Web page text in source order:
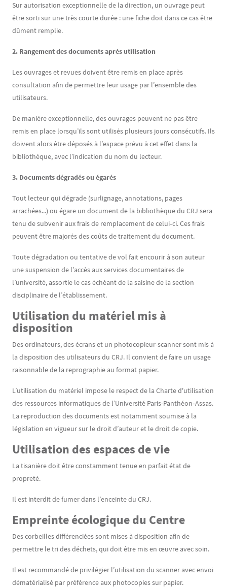
Sur autorisation exceptionnelle de la direction, un ouvrage peut
être sorti sur une très courte durée : une fiche doit dans ce cas être
dûment remplie.
2. Rangement des documents après utilisation
Les ouvrages et revues doivent être remis en place après
consultation afin de permettre leur usage par l’ensemble des
utilisateurs.
De manière exceptionnelle, des ouvrages peuvent ne pas être
remis en place lorsqu’ils sont utilisés plusieurs jours consécutifs. Ils
doivent alors être déposés à l’espace prévu à cet effet dans la
bibliothèque, avec l’indication du nom du lecteur.
3. Documents dégradés ou égarés
Tout lecteur qui dégrade (surlignage, annotations, pages
arrachées...) ou égare un document de la bibliothèque du CRJ sera
tenu de subvenir aux frais de remplacement de celui‐ci. Ces frais
peuvent être majorés des coûts de traitement du document.
Toute dégradation ou tentative de vol fait encourir à son auteur
une suspension de l’accès aux services documentaires de
l’université, assortie le cas échéant de la saisine de la section
disciplinaire de l’établissement.
Utilisation du matériel mis à
disposition
Des ordinateurs, des écrans et un photocopieur-scanner sont mis à
la disposition des utilisateurs du CRJ. Il convient de faire un usage
raisonnable de la reprographie au format papier.
L’utilisation du matériel impose le respect de la Charte d'utilisation
des ressources informatiques de l’Université Paris-Panthéon‐Assas.
La reproduction des documents est notamment soumise à la
législation en vigueur sur le droit d’auteur et le droit de copie.
Utilisation des espaces de vie
La tisanière doit être constamment tenue en parfait état de
propreté.
Il est interdit de fumer dans l’enceinte du CRJ.
Empreinte écologique du Centre
Des corbeilles différenciées sont mises à disposition afin de
permettre le tri des déchets, qui doit être mis en œuvre avec soin.
Il est recommandé de privilégier l’utilisation du scanner avec envoi
dématérialisé par préférence aux photocopies sur papier.